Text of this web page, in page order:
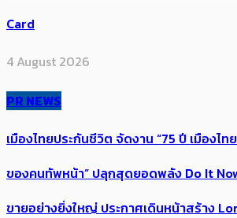
Card
4 August 2026
PR NEWS
เมืองไทยประกันชีวิต จัดงาน “75 ปี เมืองไ
ของคนทัพหน้า” ปลุกสุดยอดพลัง Do It
ขายอย่างยิ่งใหญ่ ประกาศเดินหน้าสร้าง